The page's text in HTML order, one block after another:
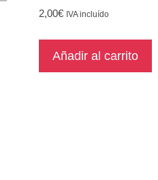
2,00€ IVA incluído
Añadir al carrito